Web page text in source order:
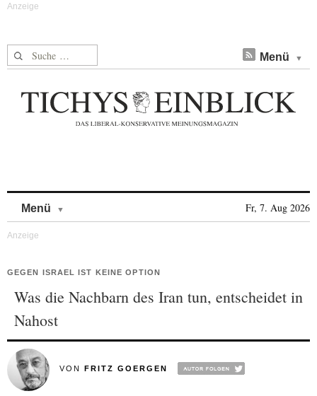
Suche nach: Menü
Menü Fr, 7. Aug 2026
GEGEN ISRAEL IST KEINE OPTION
Was die Nachbarn des Iran tun, entscheidet in
Nahost
VON FRITZ GOERGEN